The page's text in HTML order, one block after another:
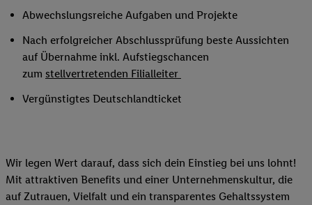
Abwechslungsreiche Aufgaben und Projekte
Nach erfolgreicher Abschlussprüfung beste Aussichten
auf Übernahme inkl. Aufstiegschancen
zum stellvertretenden Filialleiter
Vergünstigtes Deutschlandticket
Wir legen Wert darauf, dass sich dein Einstieg bei uns lohnt!
Mit attraktiven Benefits und einer Unternehmenskultur, die
auf Zutrauen, Vielfalt und ein transparentes Gehaltssystem